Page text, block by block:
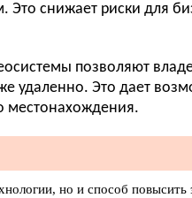
Это снижает риски для
позволяют
удаленно. Это дает
местонахождения.
но и способ повысить